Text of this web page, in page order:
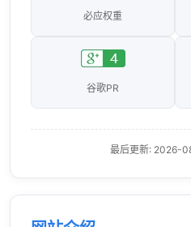
必应权重
谷歌PR
最后更新: 2026-